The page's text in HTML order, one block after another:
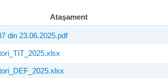
Ataşament
din 23.06.2025.pdf